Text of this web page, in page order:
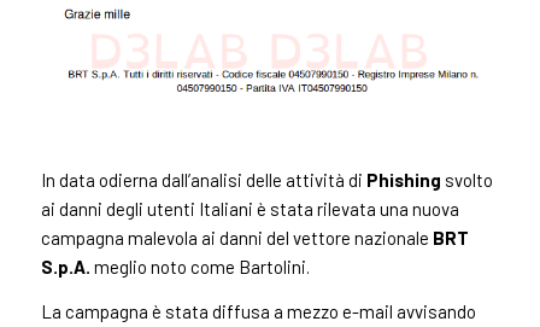
In data odierna dall’analisi delle attività di Phishing svolto
ai danni degli utenti Italiani è stata rilevata una nuova
campagna malevola ai danni del vettore nazionale BRT
S.p.A. meglio noto come Bartolini.
La campagna è stata diffusa a mezzo e-mail avvisando